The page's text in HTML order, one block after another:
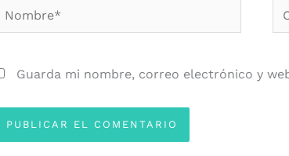
Nombre*
Guarda mi nombre, correo electrónico y